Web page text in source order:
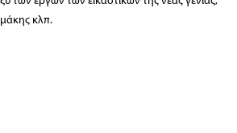
κλπ.